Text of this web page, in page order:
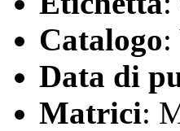
Catalogo:
Data di
Matrici: